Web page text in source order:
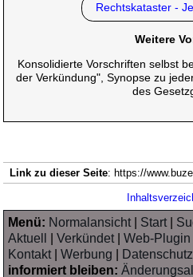
Rechtskataster -
Weitere
Konsolidierte Vorschriften selbst
der Verkündung", Synopse zu
des
Link zu dieser Seite: https://
Menü: Normalansicht| Start|
Aktuell
|Verkündet|Web-Plugin
Kontakt|Werbung
informiert bleiben: